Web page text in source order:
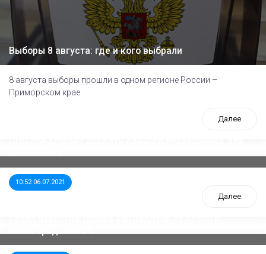
Выборы 8 августа: где и кого выбрали
8 августа выборы прошли в одном регионе России –
Приморском крае.
Далее
10:52 06.07.2021
Далее